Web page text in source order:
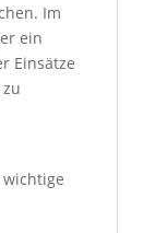
Im
ein
Einsätze
wichtige